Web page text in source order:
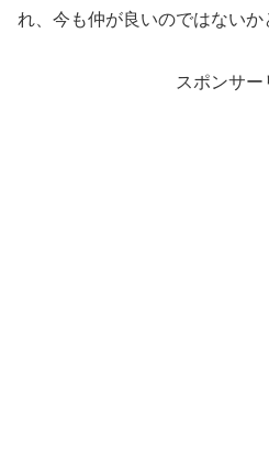
れ、今も仲が良いのではないか
スポンサー